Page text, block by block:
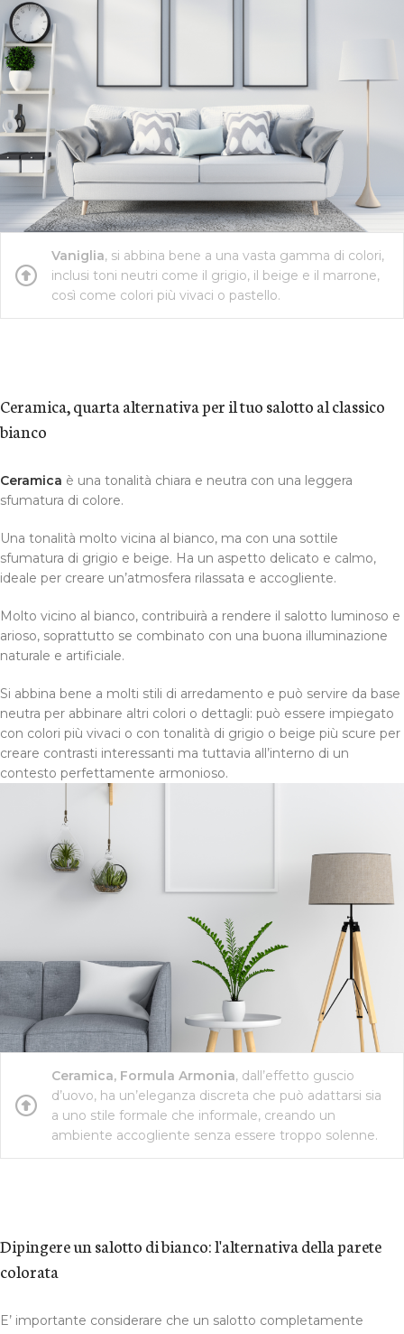
Vaniglia, si abbina bene a una vasta gamma di colori,
inclusi toni neutri come il grigio, il beige e il marrone,
così come colori più vivaci o pastello.
Ceramica, quarta alternativa per il tuo salotto al classico
bianco
Ceramica è una tonalità chiara e neutra con una leggera
sfumatura di colore.
Una tonalità molto vicina al bianco, ma con una sottile
sfumatura di grigio e beige. Ha un aspetto delicato e calmo,
ideale per creare un’atmosfera rilassata e accogliente.
Molto vicino al bianco, contribuirà a rendere il salotto luminoso e
arioso, soprattutto se combinato con una buona illuminazione
naturale e artificiale.
Si abbina bene a molti stili di arredamento e può servire da base
neutra per abbinare altri colori o dettagli: può essere impiegato
con colori più vivaci o con tonalità di grigio o beige più scure per
creare contrasti interessanti ma tuttavia all’interno di un
contesto perfettamente armonioso.
Ceramica, Formula Armonia, dall’effetto guscio
d’uovo, ha un’eleganza discreta che può adattarsi sia
a uno stile formale che informale, creando un
ambiente accogliente senza essere troppo solenne.
Dipingere un salotto di bianco: l'alternativa della parete
colorata
E’ importante considerare che un salotto completamente